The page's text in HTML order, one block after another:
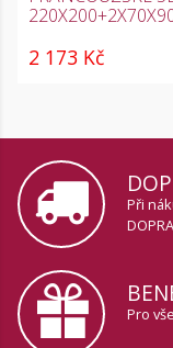
2 173 Kč
Při
Pro